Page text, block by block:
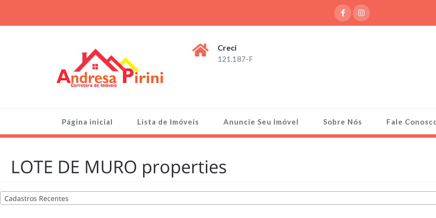
content
Creci
121.187-F
Página inicial Lista de Imóveis Anuncie Seu Imóvel Sobre Nós Fale
LOTE DE MURO properties
Cadastros Recentes